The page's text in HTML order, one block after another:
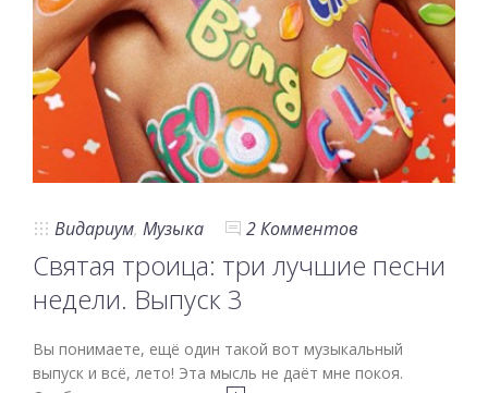
Видариум, Музыка 2 Комментов
Святая троица: три лучшие песни
недели. Выпуск 3
Вы понимаете, ещё один такой вот музыкальный
выпуск и всё, лето! Эта мысль не даёт мне покоя.